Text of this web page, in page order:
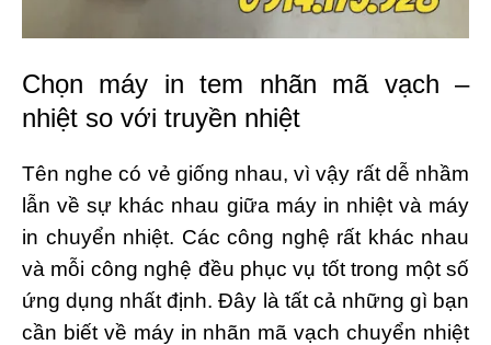
Chọn máy in tem nhãn mã vạch –
nhiệt so với truyền nhiệt
Tên nghe có vẻ giống nhau, vì vậy rất dễ nhầm
lẫn về sự khác nhau giữa máy in nhiệt và máy
in chuyển nhiệt. Các công nghệ rất khác nhau
và mỗi công nghệ đều phục vụ tốt trong một số
ứng dụng nhất định. Đây là tất cả những gì bạn
cần biết về máy in nhãn mã vạch chuyển nhiệt